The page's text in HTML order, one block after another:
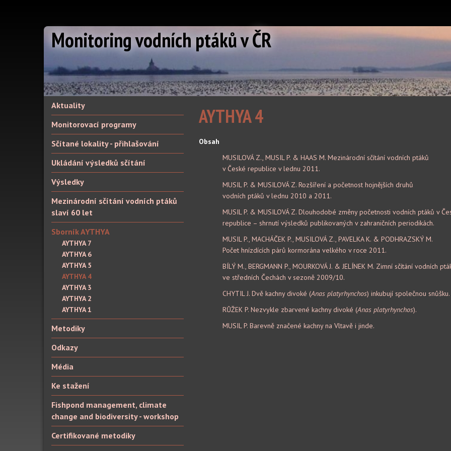
Monitoring vodních ptáků v ČR
Aktuality
Monitorovací programy
Sčítané lokality - přihlašování
Ukládání výsledků sčítání
Výsledky
Mezinárodní sčítání vodních ptáků
slaví 60 let
Sborník AYTHYA
AYTHYA 7
AYTHYA 6
AYTHYA 5
AYTHYA 4
AYTHYA 3
AYTHYA 2
AYTHYA 1
Metodiky
Odkazy
Média
Ke stažení
Fishpond management, climate
change and biodiversity - workshop
Certifikované metodiky
AYTHYA 4
Obsah
MUSILOVÁ Z., MUSIL P. & HAAS M. Mezinárodní sčítání vodních ptáků
v České republice v lednu 2011.
MUSIL P. & MUSILOVÁ Z. Rozšíření a početnost hojnějších druhů
vodních ptáků v lednu 2010 a 2011.
MUSIL P. & MUSILOVÁ Z. Dlouhodobé změny početnosti vodních ptáků v
republice – shrnutí výsledků publikovaných v zahraničních periodikách.
MUSIL P., MACHÁČEK P., MUSILOVÁ Z., PAVELKA K. & PODHRAZSKÝ M.
Počet hnízdících párů kormorána velkého v roce 2011.
BÍLÝ M., BERGMANN P., MOURKOVÁ J. & JELÍNEK M. Zimní sčítání vodních
ve středních Čechách v sezoně 2009/10.
CHYTIL J. Dvě kachny divoké (Anas platyrhynchos) inkubují společnou snůšku.
RŮŽEK P. Nezvykle zbarvené kachny divoké (Anas platyrhynchos).
MUSIL P. Barevně značené kachny na Vltavě i jinde.